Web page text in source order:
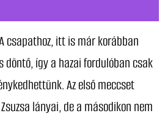
csapathoz, itt is már korábban
döntő, így a hazai fordulóban csak
Az első meccset
lányai, de a másodikon nem